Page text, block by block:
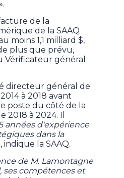
de la
de la SAAQ
moins 1,1 milliard $,
plus que prévu,
Vérificateur général
directeur général de
à 2018 avant
poste du côté de la
2018 à 2024. Il
années d'expérience
dans la
indique la SAAQ.
de M. Lamontagne
ses compétences et